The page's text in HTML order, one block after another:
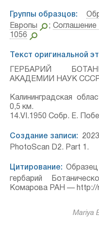
Группы образцов:
Европы
;
1056
Текст оригинальной
ГЕРБАРИЙ
АКАДЕМИИ НАУК
Калининградская
0,5 км.
14.VI.1950 Собр. Е.
Создание записи:
PhotoScan D2. Part 1.
Цитирование:
гербарий
Комарова РАН — http://
Mariya